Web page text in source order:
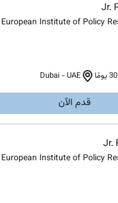
Jr.
European Institute of Policy
Dubai -UAE
قدم الآن
Jr.
European Institute of Policy